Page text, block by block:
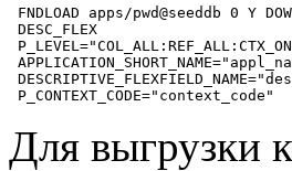
FNDLOAD apps/pwd@seeddb 0
DESC_FLEX
P_CONTEXT_CODE="context_code"
Для выгрузки